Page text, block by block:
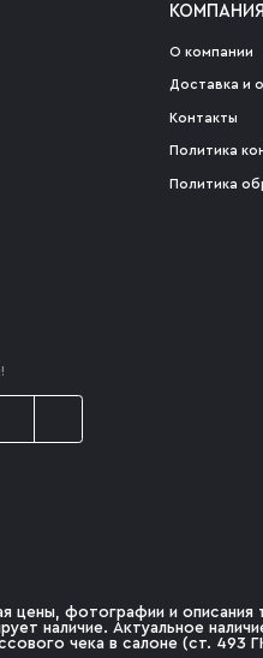
КОМПАНИЯ
О компании
Доставка и
Контакты
Политика
Политика
цены, фотографии и
наличие. Актуальное
чека в салоне (ст. 493